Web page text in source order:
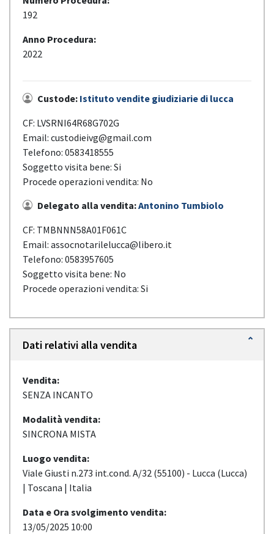
192
Anno Procedura:
2022
Custode: Istituto vendite giudiziarie di lucca
CF: LVSRNI64R68G702G
Email: custodieivg@gmail.com
Telefono: 0583418555
Soggetto visita bene: Si
Procede operazioni vendita: No
Delegato alla vendita:Antonino Tumbiolo
CF: TMBNNN58A01F061C
Email: assocnotarilelucca@libero.it
Telefono: 0583957605
Soggetto visita bene: No
Procede operazioni vendita: Si
Dati relativi alla vendita
Vendita:
SENZA INCANTO
Modalità vendita:
SINCRONA MISTA
Luogo vendita:
Viale Giusti n.273 int.cond. A/32 (55100) - Lucca (Lucca)
| Toscana | Italia
Data e Ora svolgimento vendita:
13/05/2025 10:00